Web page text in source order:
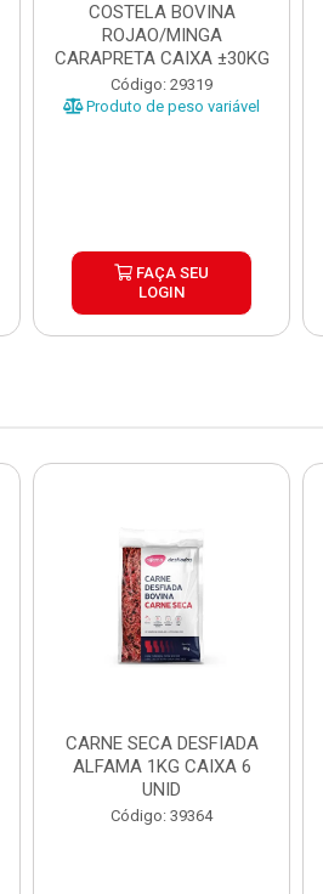
COSTELA BOVINA
ROJAO/MINGA
CARAPRETA CAIXA ±30KG
Código: 29319
Produto de peso variável
FAÇA SEU
LOGIN
CARNE SECA DESFIADA
ALFAMA 1KG CAIXA 6
UNID
Código: 39364